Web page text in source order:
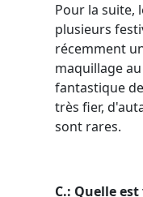
Pour la suite,
plusieurs
récemment
maquillage
fantastique
très fier,
sont rares.
C.: Quelle